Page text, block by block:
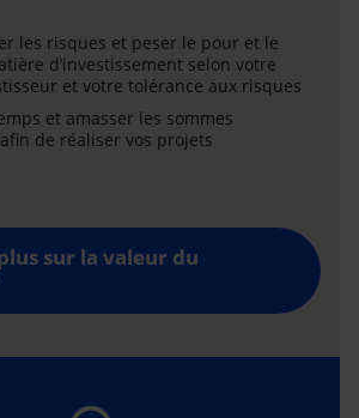
les risques et peser le pour et le
d’investissement selon votre
et votre tolérance aux risques
et amasser les sommes
de réaliser vos projets
sur la valeur du